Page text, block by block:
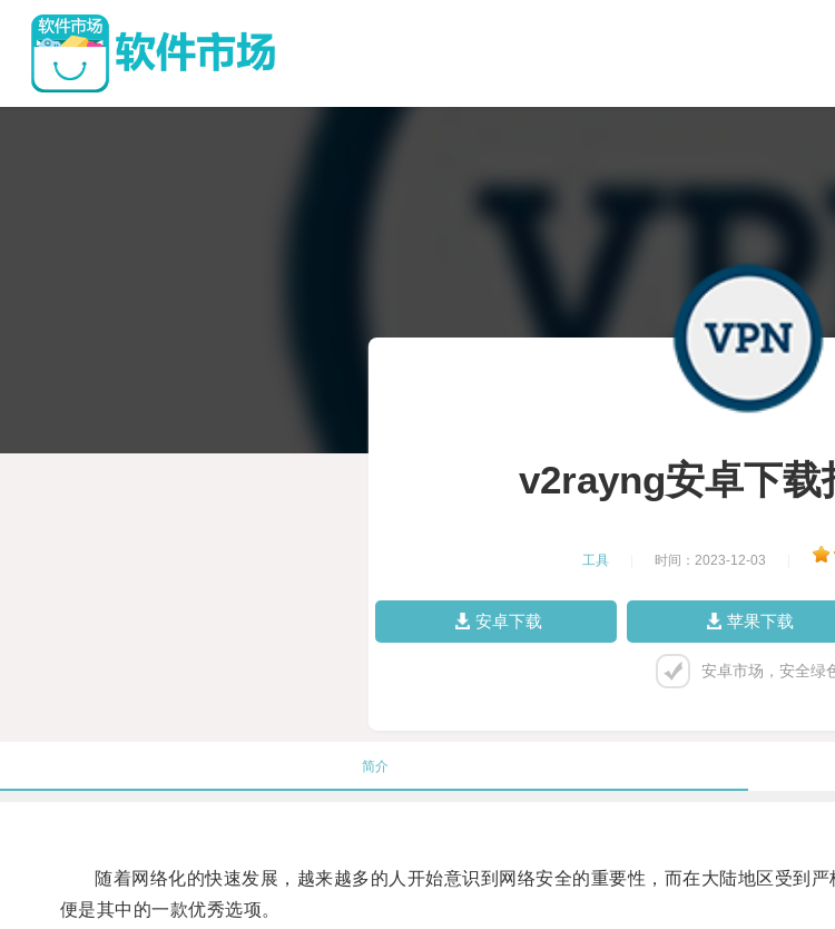
v2rayng安卓下载
工具 时间：2023-12-03
安卓下载 苹果下载
安卓市场，安全绿
简介
随着网络化的快速发展，越来越多的人开始意识到网络安全的重要性，而在大陆地区受到
便是其中的一款优秀选项。